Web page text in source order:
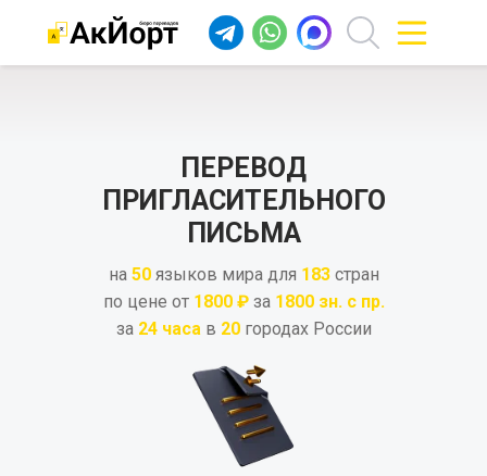
ПЕРЕВОД
ПРИГЛАСИТЕЛЬНОГО
ПИСЬМА
на 50языков мира для 183стран
по цене от 1800 ₽за 1800 зн. с пр.
за 24 часав 20 городах России